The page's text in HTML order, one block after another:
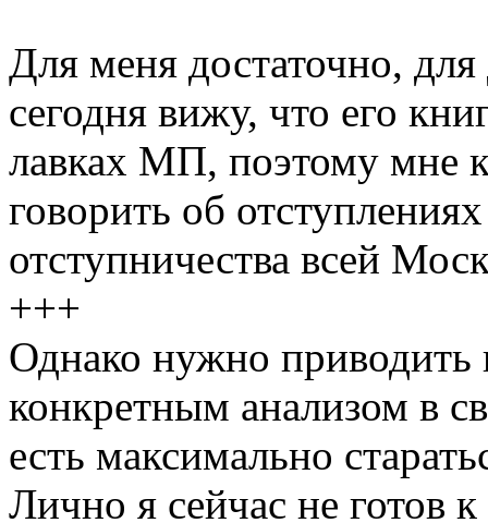
Для меня достаточно,
сегодня вижу, что его
лавках МП, поэтому мне
говорить об
отступничества всей
+++
Однако нужно приводить
конкретным анализом в
есть максимально
Лично я сейчас не готов